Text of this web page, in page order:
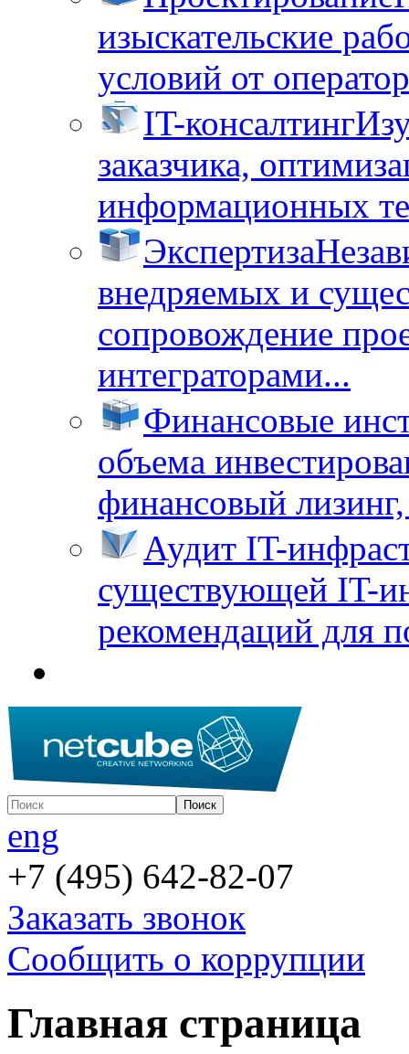
изыскательские
условий от
IT-консалтинг
заказчика,
информационных
Экспертиза
внедряемых и
сопровождение
интеграторами...
Финансовые
объема
финансовый
Аудит IT-
существующей IT-
рекомендаций для
eng
+7 (495) 642-82-07
Заказать звонок
Сообщить о коррупции
Главная страница